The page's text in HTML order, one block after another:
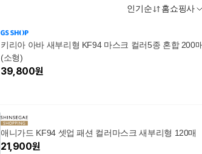
인기순 홈쇼핑사
키리아 아바 새부리형 KF94 마스크 컬러5종 혼합 200
(소형)
39,800원
애니가드 KF94 셋업 패션 컬러마스크 새부리형 120매
21,900원